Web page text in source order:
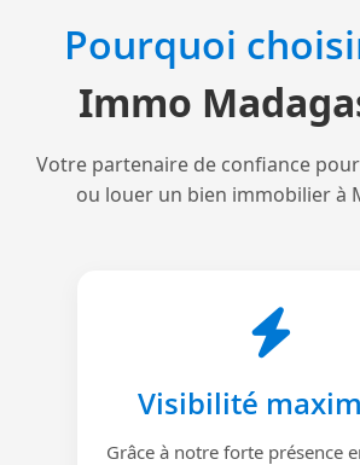
Pourquoi
Immo
Votre partenaire de confiance
ou louer un bien immobilier à
Visibilité
Grâce à notre forte présence